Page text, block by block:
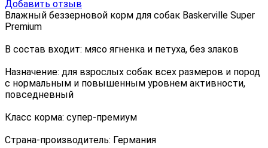
Добавить отзыв
Влажный беззерновой корм для собак Baskerville Super
Premium
В состав входит: мясо ягненка и петуха, без злаков
Назначение: для взрослых собак всех размеров и пород
с нормальным и повышенным уровнем активности,
повседневный
Класс корма: супер-премиум
Страна-производитель: Германия